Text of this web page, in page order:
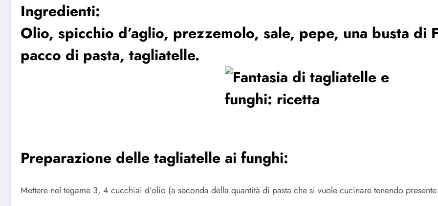
Ingredienti:
Olio, spicchio d’aglio, prezzemolo, sale, pepe, una busta di
pacco di pasta, tagliatelle.
Preparazione delle tagliatelle ai funghi:
Mettere nel tegame 3, 4 cucchiai d’olio (a seconda della quantità di pasta che si vuole cucinare tenendo